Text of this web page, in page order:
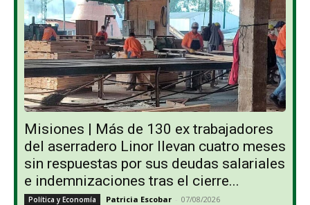
Misiones | Más de 130 ex trabajadores
del aserradero Linor llevan cuatro meses
sin respuestas por sus deudas salariales
e indemnizaciones tras el cierre...
Política y Economía Patricia Escobar - 07/08/2026